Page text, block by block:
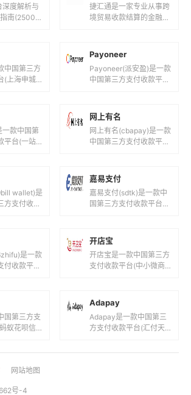
度解析与
南(2500
捷汇通是一家专业从事跨
境贸易收款结算的金融科
汇通支持多种主流货币，
包括但不限...
中国第三方
(上海申城
支付、转
Payoneer
Payoneer(派安盈)是一款
中国第三方支付收款平台
币,美元,欧元,英镑...
款中国第
平台(一站
之间的电
网上有名
网上有名(cbapay)是一款
中国第三方支付收款平台
人民币等国际主流货币之
间...
wallet)是
方支付收款
之...
嘉易支付
嘉易支付(sdtk)是一款中
国第三方支付收款平台
持人民币等国际主流货币
之间的...
是一款
付收款平台
间的电
开店宝
开店宝是一款中国第三方
支付收款平台(中小微商
民币等国际主流货币之间
的电子支付...
国第三方支
蚁花呗信
Adapay
Adapay是一款中国第三
方支付收款平台(汇付天
网站地图
号-4